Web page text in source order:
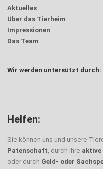
Aktuelles
Über das Tierheim
Impressionen
Das Team
Wir werden untersützt durch:
Helfen:
Sie können uns und unsere
Patenschaft, durch ihre
oder durch Geld- oder